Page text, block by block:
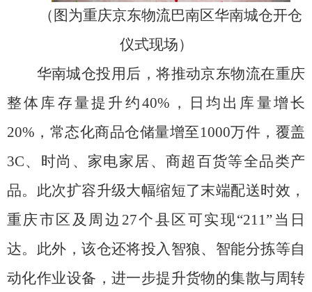
（ 图为重庆京东物流巴南区华南城仓开仓
仪式现场）
华南城仓投用后，将推动京东物流在重庆
整体库存量提升约40% ，日均出库量增长
20% ，常态化商品仓储量增至 1000万件，覆盖
3C、时尚、家电家居、商超百货等全品类产
品。此次扩容升级大幅缩短了末端配送时效，
重庆市区及周边 27个县区可实现“211” 当日
达。此外，该仓还将投入智狼、智能分拣等自
动化作业设备，进一步提升货物的集散与周转